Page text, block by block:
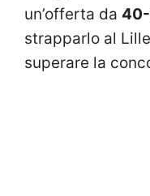
un’offerta da
strapparlo al
superare la